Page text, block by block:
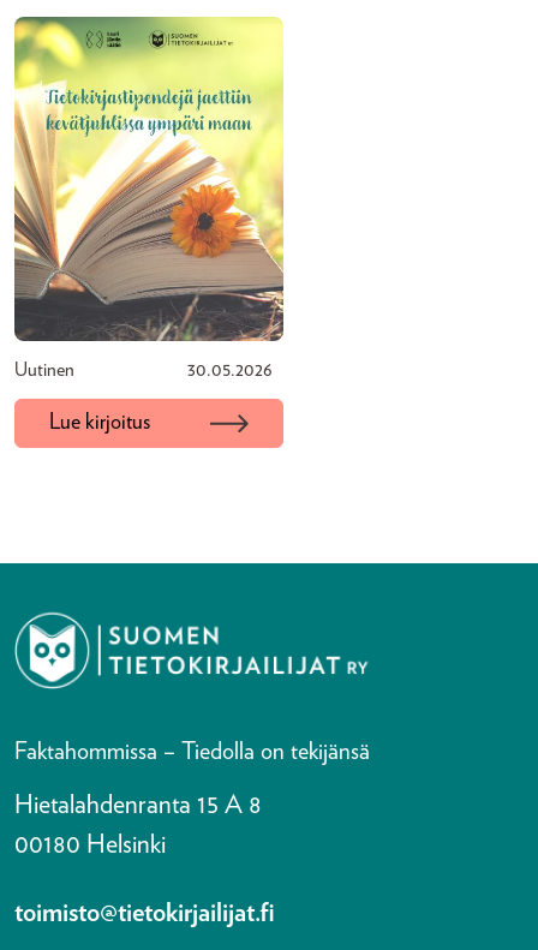
Uutinen 30.05.2026
Lue kirjoitus
Faktahommissa – Tiedolla on tekijänsä
Hietalahdenranta 15 A 8
00180 Helsinki
toimisto@tietokirjailijat.fi